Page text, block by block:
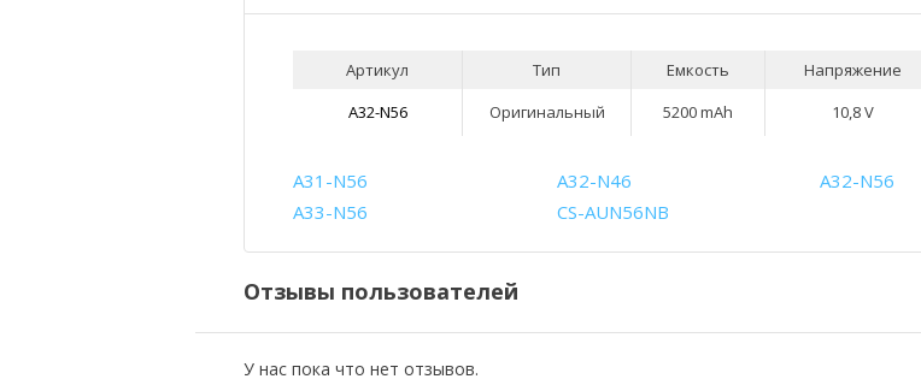
Артикул Тип Емкость Напряжение
A32-N56
Оригинальный 5200 mAh 10,8 V
A31-N56 A32-N46
A32-N56
A33-N56
CS-AUN56NB
Отзывы пользователей
У нас пока что нет отзывов.